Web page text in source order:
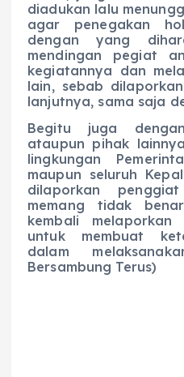
diadukan lalu
agar penegakan
dengan yang
mendingan pegiat
kegiatannya dan
lain, sebab
lanjutnya, sama saja
Begitu juga
ataupun pihak
lingkungan
maupun seluruh
dilaporkan
memang tidak
kembali
untuk membuat
dalam
Bersambung Terus)